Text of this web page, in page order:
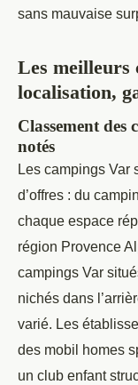
sans mauvaise
Les meilleurs
localisation,
Classement des
notés
Les campings Var
d’offres : du
chaque espace
région Provence
campings Var
nichés dans
varié. Les
des mobil homes
un club enfant